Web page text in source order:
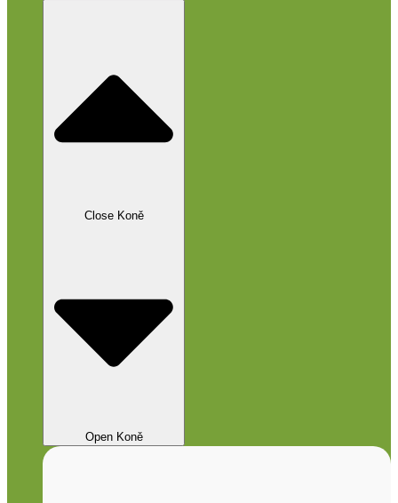
Close Koně
Open Koně